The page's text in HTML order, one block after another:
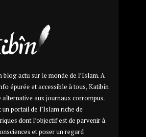
blog actu sur le monde de l’Islam. A
épurée et accessible à tous, Katibîn
alternative aux journaux corrompus.
un portail de l’Islam riche de
dont l’objectif est de parvenir à
et poser un regard